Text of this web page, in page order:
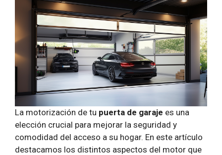
La motorización de tu puerta de garaje es una
elección crucial para mejorar la seguridad y
comodidad del acceso a su hogar. En este artículo
destacamos los distintos aspectos del motor que